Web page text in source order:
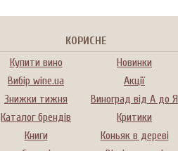
КОРИСНЕ
Купити вино
Новинки
Вибір wine.ua
Акції
Знижки тижня
Виноград від А до Я
Каталог брендів
Критики
Книги
Коньяк в дереві